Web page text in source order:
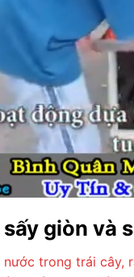
giòn và
trong trái cây,